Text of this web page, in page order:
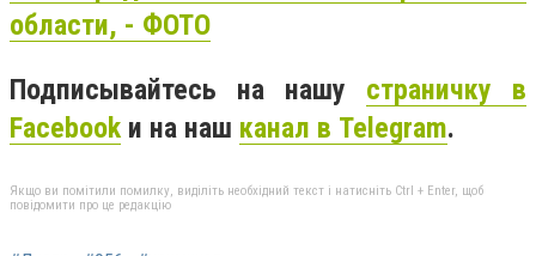
области, - ФОТО
Подписывайтесь на нашу страничку в
Facebook и на наш канал в Telegram.
Якщо ви помітили помилку, виділіть необхідний текст і натисніть Ctrl + Enter, щоб
повідомити про це редакцію